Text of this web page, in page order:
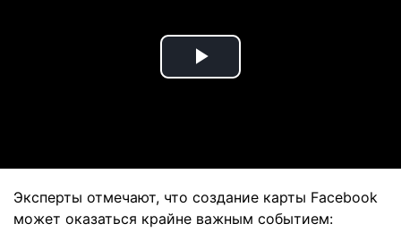
Play
Эксперты отмечают, что создание карты Facebook
может оказаться крайне важным событием: